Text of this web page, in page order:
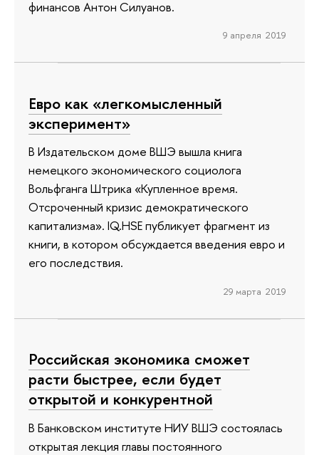
финансов Антон Силуанов.
9 апреля 2019
Евро как «легкомысленный
эксперимент»
В Издательском доме ВШЭ вышла книга
немецкого экономического социолога
Вольфганга Штрика «Купленное время.
Отсроченный кризис демократического
капитализма». IQ.HSE публикует фрагмент из
книги, в котором обсуждается введения евро и
его последствия.
29 марта 2019
Российская экономика сможет
расти быстрее, если будет
открытой и конкурентной
В Банковском институте НИУ ВШЭ состоялась
открытая лекция главы постоянного